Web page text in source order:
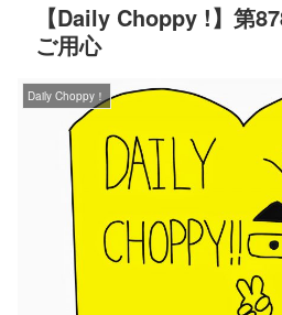
【Daily Choppy !】第
ご用心
Daily Choppy！